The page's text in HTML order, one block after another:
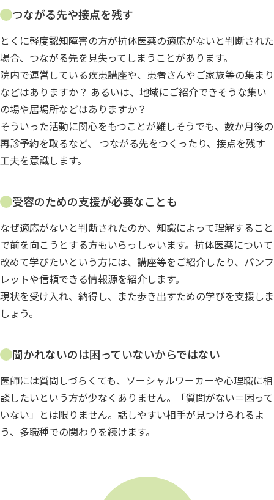
つながる先や接点を残す
とくに軽度認知障害の方が抗体医薬の適応がないと判断された
場合、つながる先を見失ってしまうことがあります。
院内で運営している疾患講座や、患者さんやご家族等の集まり
などはありますか？ あるいは、地域にご紹介できそうな集い
の場や居場所などはありますか？
そういった活動に関心をもつことが難しそうでも、数か月後の
再診予約を取るなど、 つながる先をつくったり、接点を残す
工夫を意識します。
受容のための支援が必要なことも
なぜ適応がないと判断されたのか、知識によって理解すること
で前を向こうとする方もいらっしゃいます。抗体医薬について
改めて学びたいという方には、講座等をご紹介したり、パンフ
レットや信頼できる情報源を紹介します。
現状を受け入れ、納得し、また歩き出すための学びを支援しま
しょう。
聞かれないのは困っていないからではない
医師には質問しづらくても、ソーシャルワーカーや心理職に相
談したいという方が少なくありません。「質問がない＝困って
いない」とは限りません。話しやすい相手が見つけられるよ
う、多職種での関わりを続けます。